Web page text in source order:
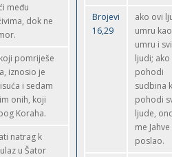
među
dok ne
pomriješe
iznosio je
i sedam
onih, koji
Koraha.
natrag k
u Šator
Brojevi
16,29
ako ovi
umru
umru i svi
ljudi; ako
pohodi
sudbina
pohodi
ljude,
me
poslao.